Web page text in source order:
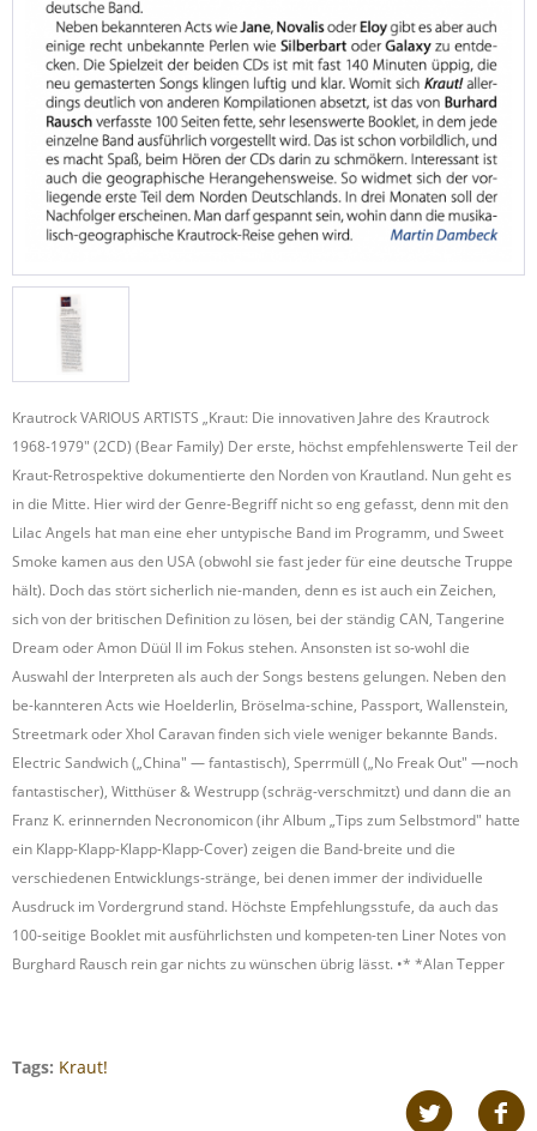
Krautrock VARIOUS ARTISTS „Kraut: Die innovativen Jahre des Krautrock
1968-1979" (2CD) (Bear Family) Der erste, höchst empfehlenswerte Teil der
Kraut-Retrospektive dokumentierte den Norden von Krautland. Nun geht es
in die Mitte. Hier wird der Genre-Begriff nicht so eng gefasst, denn mit den
Lilac Angels hat man eine eher untypische Band im Programm, und Sweet
Smoke kamen aus den USA (obwohl sie fast jeder für eine deutsche Truppe
hält). Doch das stört sicherlich nie-manden, denn es ist auch ein Zeichen,
sich von der britischen Definition zu lösen, bei der ständig CAN, Tangerine
Dream oder Amon Düül II im Fokus stehen. Ansonsten ist so-wohl die
Auswahl der Interpreten als auch der Songs bestens gelungen. Neben den
be-kannteren Acts wie Hoelderlin, Bröselma-schine, Passport, Wallenstein,
Streetmark oder Xhol Caravan finden sich viele weniger bekannte Bands.
Electric Sandwich („China" — fantastisch), Sperrmüll („No Freak Out" —noch
fantastischer), Witthüser & Westrupp (schräg-verschmitzt) und dann die an
Franz K. erinnernden Necronomicon (ihr Album „Tips zum Selbstmord" hatte
ein Klapp-Klapp-Klapp-Klapp-Cover) zeigen die Band-breite und die
verschiedenen Entwicklungs-stränge, bei denen immer der individuelle
Ausdruck im Vordergrund stand. Höchste Empfehlungsstufe, da auch das
100-seitige Booklet mit ausführlichsten und kompeten-ten Liner Notes von
Burghard Rausch rein gar nichts zu wünschen übrig lässt. •* *Alan Tepper
Tags: Kraut!